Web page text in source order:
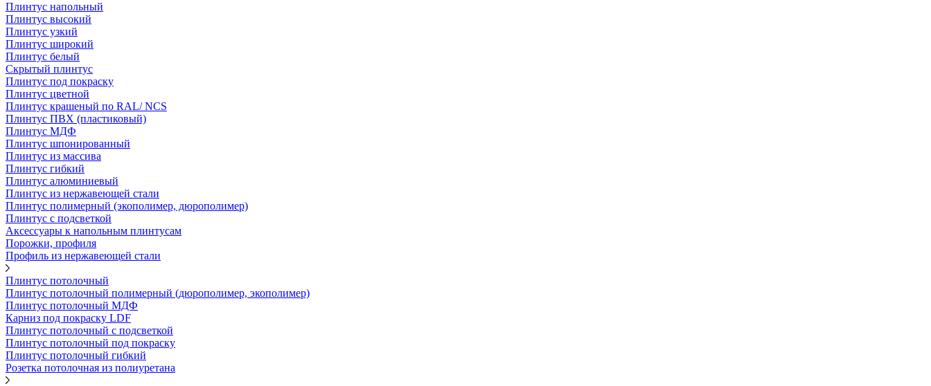
Плинтус напольный
Плинтус высокий
Плинтус узкий
Плинтус широкий
Плинтус белый
Скрытый плинтус
Плинтус под покраску
Плинтус цветной
Плинтус крашеный по RAL/ NCS
Плинтус ПВХ (пластиковый)
Плинтус МДФ
Плинтус шпонированный
Плинтус из массива
Плинтус гибкий
Плинтус алюминиевый
Плинтус из нержавеющей стали
Плинтус полимерный (экополимер, дюрополимер)
Плинтус с подсветкой
Аксессуары к напольным плинтусам
Порожки, профиля
Профиль из нержавеющей стали
Плинтус потолочный
Плинтус потолочный полимерный (дюрополимер, экополимер)
Плинтус потолочный МДФ
Карниз под покраску LDF
Плинтус потолочный с подсветкой
Плинтус потолочный под покраску
Плинтус потолочный гибкий
Розетка потолочная из полиуретана